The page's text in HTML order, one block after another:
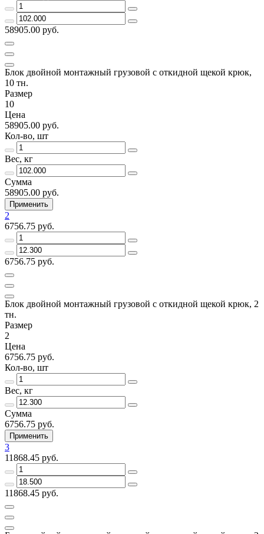
58905.00 руб.
Блок двойной монтажный грузовой с откидной щекой крюк,
10 тн.
Размер
10
Цена
58905.00 руб.
Кол-во, шт
Вес, кг
Сумма
58905.00 руб.
Применить
2
6756.75 руб.
6756.75 руб.
Блок двойной монтажный грузовой с откидной щекой крюк, 2
тн.
Размер
2
Цена
6756.75 руб.
Кол-во, шт
Вес, кг
Сумма
6756.75 руб.
Применить
3
11868.45 руб.
11868.45 руб.